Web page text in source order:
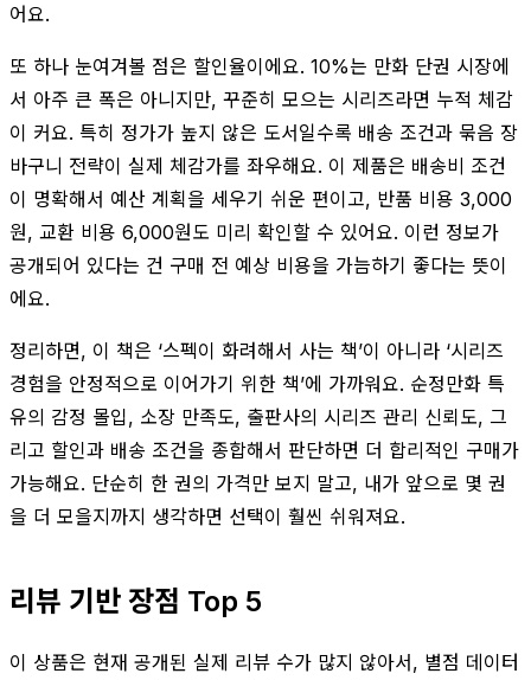
어요.
또 하나 눈여겨볼 점은 할인율이에요. 10%는 만화 단권 시장에
서 아주 큰 폭은 아니지만, 꾸준히 모으는 시리즈라면 누적 체감
이 커요. 특히 정가가 높지 않은 도서일수록 배송 조건과 묶음 장
바구니 전략이 실제 체감가를 좌우해요. 이 제품은 배송비 조건
이 명확해서 예산 계획을 세우기 쉬운 편이고, 반품 비용 3,000
원, 교환 비용 6,000원도 미리 확인할 수 있어요. 이런 정보가
공개되어 있다는 건 구매 전 예상 비용을 가늠하기 좋다는 뜻이
에요.
정리하면, 이 책은 ‘스펙이 화려해서 사는 책’이 아니라 ‘시리즈
경험을 안정적으로 이어가기 위한 책’에 가까워요. 순정만화 특
유의 감정 몰입, 소장 만족도, 출판사의 시리즈 관리 신뢰도, 그
리고 할인과 배송 조건을 종합해서 판단하면 더 합리적인 구매가
가능해요. 단순히 한 권의 가격만 보지 말고, 내가 앞으로 몇 권
을 더 모을지까지 생각하면 선택이 훨씬 쉬워져요.
리뷰 기반 장점 Top 5
이 상품은 현재 공개된 실제 리뷰 수가 많지 않아서, 별점 데이터